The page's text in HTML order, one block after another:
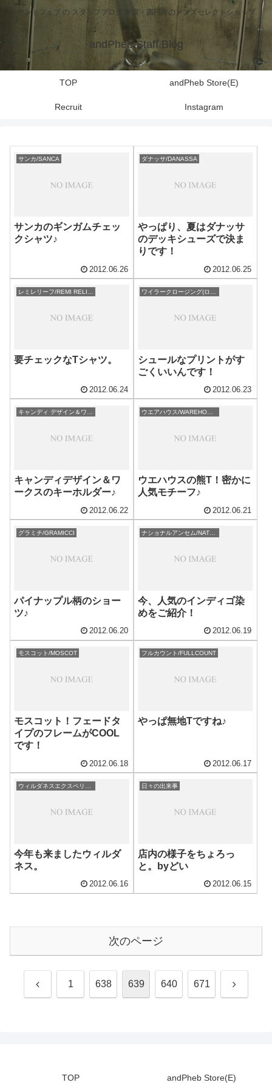
アンドフェブ の スタッフブログ 東京・高円寺のメンズセレクトショップ
andPheb Staff Blog
TOP andPheb Store(E)
Recruit Instagram
サンカ/SANCA
サンカのギンガムチェッ
クシャツ♪
2012.06.26
ダナッサ/DANASSA
やっぱり、夏はダナッサ
のデッキシューズで決ま
りです！
2012.06.25
要チェックなTシャツ。
2012.06.24
シュールなプリントがす
ごくいいんです！
2012.06.23
キャンディデザイン＆ワ
ークスのキーホルダー♪
2012.06.22
ウエハウスの熊T！密かに
人気モチーフ♪
2012.06.21
グラミチ/GRAMICCI
パイナップル柄のショー
ツ♪
2012.06.20
今、人気のインディゴ染
めをご紹介！
2012.06.19
モスコット/MOSCOT
モスコット！フェードタ
イプのフレームがCOOL
です！
2012.06.18
フルカウント/FULLCOUNT
やっぱ無地Tですね♪
2012.06.17
今年も来ましたウィルダ
ネス。
2012.06.16
日々の出来事
店内の様子をちょろっ
と。byどい
2012.06.15
次のページ
前 1 638 639 640 671 次
TOP andPheb Store(E)